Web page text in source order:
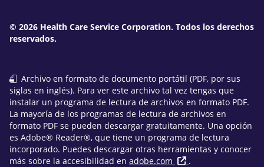
© 2026 Health Care Service Corporation. Todos los derechos
reservados.
Archivo en formato de documento portátil (PDF, por sus
siglas en inglés). Para ver este archivo tal vez tengas que
instalar un programa de lectura de archivos en formato PDF.
La mayoría de los programas de lectura de archivos en
formato PDF se pueden descargar gratuitamente. Una opción
es Adobe® Reader®, que tiene un programa de lectura
incorporado. Puedes descargar otras herramientas y conocer
más sobre la accesibilidad en adobe.com
.